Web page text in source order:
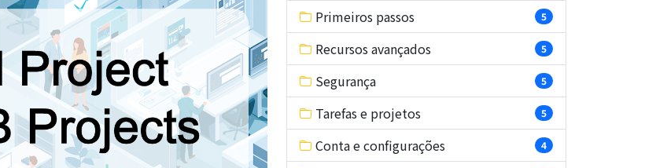
Primeiros passos 5
Recursos avançados 5
Segurança 5
Tarefas e projetos 5
Conta e configurações 4